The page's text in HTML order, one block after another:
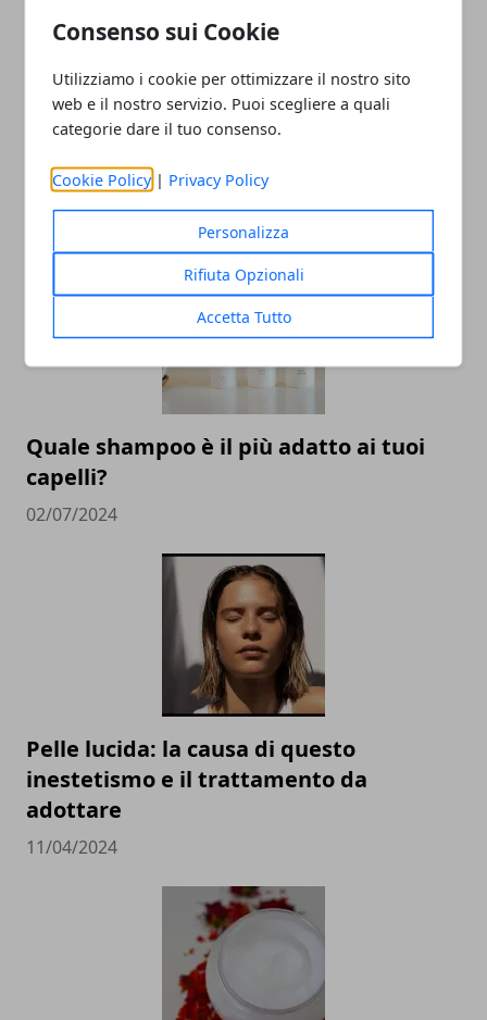
Consenso sui Cookie
Utilizziamo i cookie per ottimizzare il nostro sito
web e il nostro servizio. Puoi scegliere a quali
categorie dare il tuo consenso.
Cookie Policy | Privacy Policy
Personalizza
Rifiuta Opzionali
Accetta Tutto
ARTICOLI CORRELATI
Quale shampoo è il più adatto ai tuoi
capelli?
02/07/2024
Pelle lucida: la causa di questo
inestetismo e il trattamento da
adottare
11/04/2024